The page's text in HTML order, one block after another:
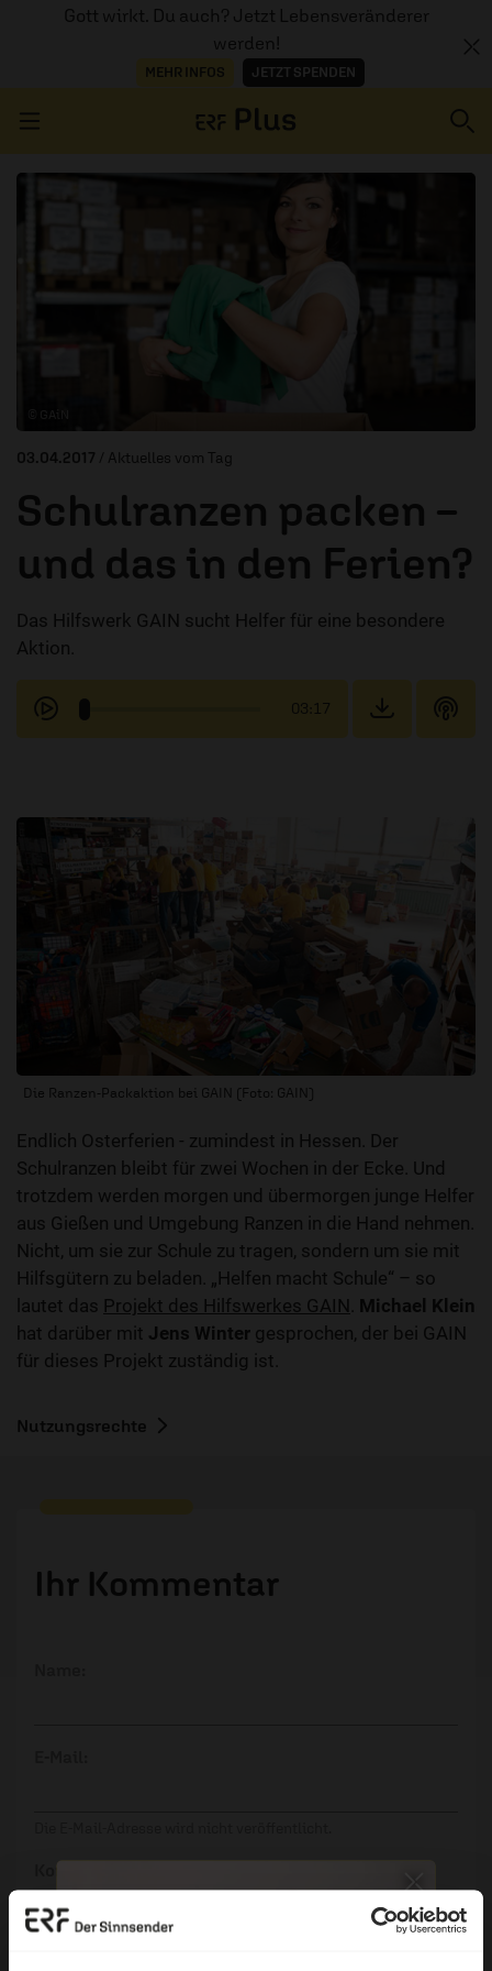
Gott wirkt. Du auch? Jetzt Lebensveränderer
werden!
MEHR INFOS JETZT SPENDEN
AUDIOTHEK
03.04.2017 / Aktuelles vom Tag
Schulranzen packen –
und das in den Ferien?
Das Hilfswerk GAIN sucht Helfer für eine besondere
Aktion.
03:17
Die Ranzen-Packaktion bei GAIN (Foto: GAIN)
Endlich Osterferien - zumindest in Hessen. Der
Schulranzen bleibt für zwei Wochen in der Ecke. Und
trotzdem werden morgen und übermorgen junge Helfer
aus Gießen und Umgebung Ranzen in die Hand nehmen.
Nicht, um sie zur Schule zu tragen, sondern um sie mit
Hilfsgütern zu beladen. „Helfen macht Schule“ – so
lautet das Projekt des Hilfswerkes GAIN Michael Klein
hat darüber mit Jens Winter gesprochen, der bei GAIN
für dieses Projekt zuständig ist.
Nutzungsrechte
Ihr Kommentar